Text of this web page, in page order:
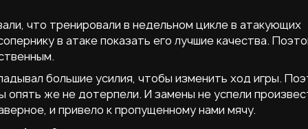
что тренировали в недельном цикле в атакующих
в атаке показать его лучшие качества.
большие усилия, чтобы изменить ход игры.
же не дотерпели. И замены не успели
и привело к пропущенному нами мячу.